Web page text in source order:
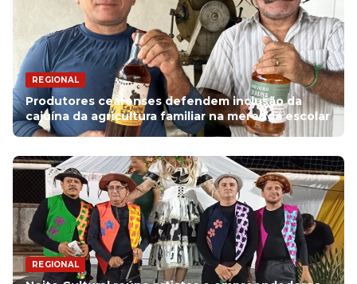
REGIONAL
Produtores cearenses defendem inclusão da
cajuína da agricultura familiar na merenda escolar
REGIONAL